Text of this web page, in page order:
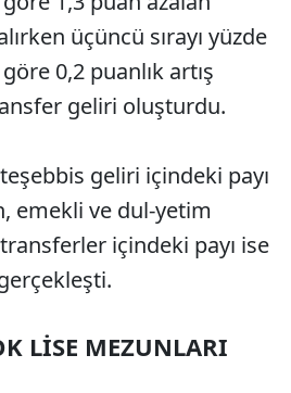
üçüncü sırayı yüzde
0,2 puanlık artış
geliri oluşturdu.
geliri içindeki payı
emekli ve dul-yetim
transferler içindeki payı ise
LİSE MEZUNLARI